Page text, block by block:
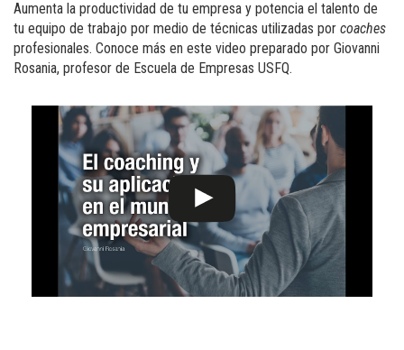
Aumenta la productividad de tu empresa y potencia el talento de
tu equipo de trabajo por medio de técnicas utilizadas por coaches
profesionales. Conoce más en este video preparado por Giovanni
Rosania, profesor de Escuela de Empresas USFQ.